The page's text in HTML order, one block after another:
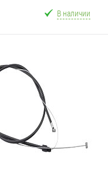
В наличии